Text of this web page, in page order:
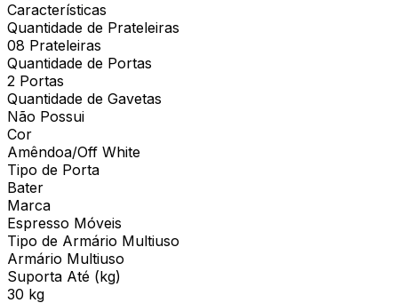
Características
Quantidade de Prateleiras
08 Prateleiras
Quantidade de Portas
2 Portas
Quantidade de Gavetas
Não Possui
Cor
Amêndoa/Off White
Tipo de Porta
Bater
Marca
Espresso Móveis
Tipo de Armário Multiuso
Armário Multiuso
Suporta Até (kg)
30 kg